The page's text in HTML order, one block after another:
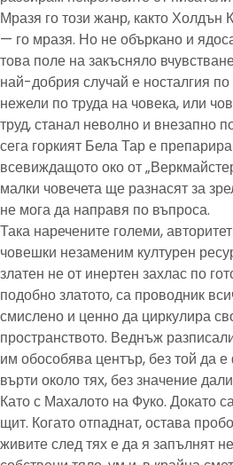
Мразя го този жанр, както
— го мразя. Но не объркано и
това поле на закъсняло
най-добрия случай е носталгия
нежели по труда на човека, или
труд, станал неволно и внезапно
сега горкият Бела Тар е
всевиждащото око от
малки човечета ще разнасят за
не мога да направя по въпроса.
Така наречените големи,
човешки незаменим културен
златен не от инертен захлас по
подобно златото, са проводник
смислено и ценно да циркулира
пространството. Веднъж
им обособява център, без той да
върти около тях, без значение
Като с Махалото на Фуко. Докато
щит. Когато отпаднат, остава
живите след тях е да я запълнят